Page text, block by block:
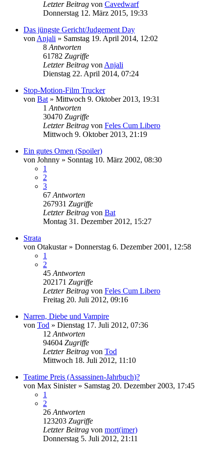
Letzter Beitrag von Cavedwarf
Donnerstag 12. März 2015, 19:33
Das jüngste Gericht/Judgement Day
von Anjali » Samstag 19. April 2014, 12:02
8 Antworten
61782 Zugriffe
Letzter Beitrag von Anjali
Dienstag 22. April 2014, 07:24
Stop-Motion-Film Trucker
von Bat » Mittwoch 9. Oktober 2013, 19:31
1 Antworten
30470 Zugriffe
Letzter Beitrag von Feles Cum Libero
Mittwoch 9. Oktober 2013, 21:19
Ein gutes Omen (Spoiler)
von Johnny » Sonntag 10. März 2002, 08:30
1
2
3
67 Antworten
267931 Zugriffe
Letzter Beitrag von Bat
Montag 31. Dezember 2012, 15:27
Strata
von Otakustar» Donnerstag 6. Dezember 2001, 12:58
1
2
45 Antworten
202171 Zugriffe
Letzter Beitrag von Feles Cum Libero
Freitag 20. Juli 2012, 09:16
Narren, Diebe und Vampire
von Tod » Dienstag 17. Juli 2012, 07:36
12 Antworten
94604 Zugriffe
Letzter Beitrag von Tod
Mittwoch 18. Juli 2012, 11:10
Teatime Preis (Assassinen-Jahrbuch)?
von Max Sinister» Samstag 20. Dezember 2003, 17:45
1
2
26 Antworten
123203 Zugriffe
Letzter Beitrag von mort(imer)
Donnerstag 5. Juli 2012, 21:11